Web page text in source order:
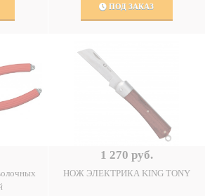
ПОД ЗАКАЗ
1 270 руб.
НОЖ ЭЛЕКТРИКА KING TONY